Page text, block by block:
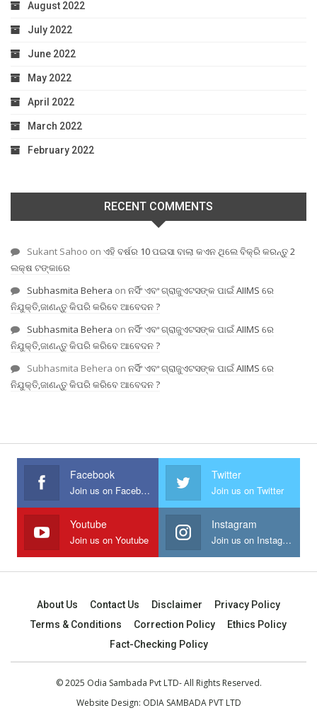
August 2022
July 2022
June 2022
May 2022
April 2022
March 2022
February 2022
RECENT COMMENTS
Sukant Sahoo on ଏହି ବର୍ଷର 10 ପଇସା ବାଲା କଏନ ଥିଲେ ବିକ୍ରି କରନ୍ତୁ 2
ଲକ୍ଷ ଟଙ୍କାରେ
Subhasmita Behera on ନର୍ସିଂ ଏବଂ ଗ୍ରାଜୁଏଟସଙ୍କ ପାଇଁ AIIMS ରେ
ନିଯୁକ୍ତି,ଜାଣନ୍ତୁ କିପରି କରିବେ ଆବେଦନ ?
Subhasmita Behera on ନର୍ସିଂ ଏବଂ ଗ୍ରାଜୁଏଟସଙ୍କ ପାଇଁ AIIMS ରେ
ନିଯୁକ୍ତି,ଜାଣନ୍ତୁ କିପରି କରିବେ ଆବେଦନ ?
Subhasmita Behera on ନର୍ସିଂ ଏବଂ ଗ୍ରାଜୁଏଟସଙ୍କ ପାଇଁ AIIMS ରେ
ନିଯୁକ୍ତି,ଜାଣନ୍ତୁ କିପରି କରିବେ ଆବେଦନ ?
Facebook
Join us on Facebook
Twitter
Join us on Twitter
Youtube
Join us on Youtube
Instagram
Join us on Instagram
About Us Contact Us Disclaimer
Privacy Policy
Terms & Conditions
Correction Policy
Ethics Policy
Fact-Checking Policy
© 2025 Odia Sambada Pvt LTD- All Rights Reserved.
Website Design: ODIA SAMBADA PVT LTD